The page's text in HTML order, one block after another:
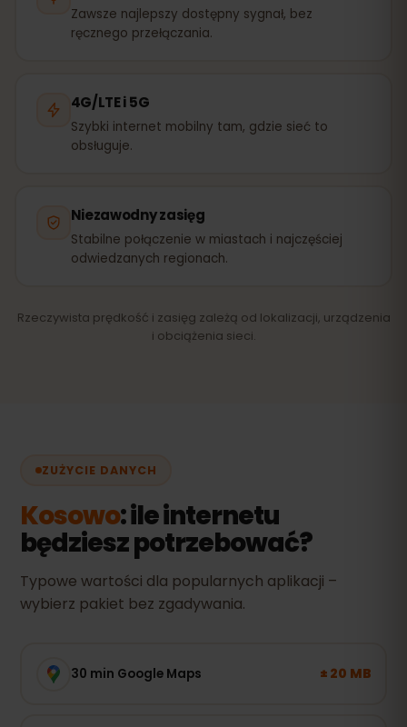
Zawsze najlepszy dostępny sygnał, bez
ręcznego przełączania.
4G/LTE i 5G
Szybki internet mobilny tam, gdzie sieć to
obsługuje.
Niezawodny zasięg
Stabilne połączenie w miastach i najczęściej
odwiedzanych regionach.
Rzeczywista prędkość i zasięg zależą od lokalizacji, urządzenia
i obciążenia sieci.
ZUŻYCIE DANYCH
Kosowo: ile internetu
będziesz potrzebować?
Typowe wartości dla popularnych aplikacji –
wybierz pakiet bez zgadywania.
30 min Google Maps ± 20 MB